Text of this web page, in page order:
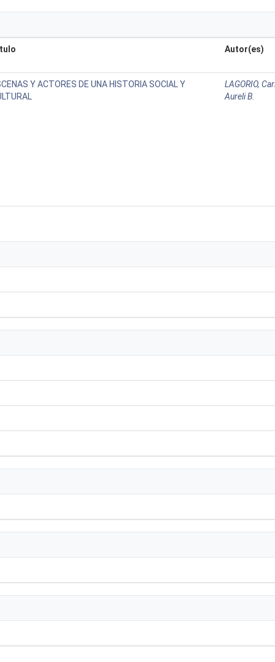
Autor(es)
Y ACTORES DE UNA HISTORIA SOCIAL Y
LAGORIO,
Aureli B.